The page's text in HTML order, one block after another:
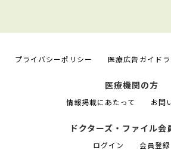
プライバシーポリシー 医療広告ガイド
医療機関の方
情報掲載にあたって お問
ドクターズ・ファイル会
ログイン 会員登録